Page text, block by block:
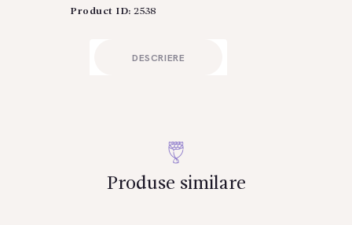
Product ID: 2538
DESCRIERE
Produse similare